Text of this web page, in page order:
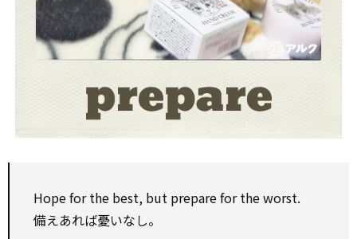
Hope for the best, but prepare for the worst.
備えあれば憂いなし。